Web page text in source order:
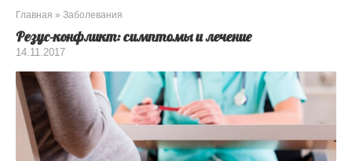
Главная » Заболевания
Резус-конфликт: симптомы и лечение
14.11.2017